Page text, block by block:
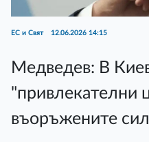
ЕС и Свят 12.06.2026 14:15
Медведев: В
"привлекателни
въоръжените